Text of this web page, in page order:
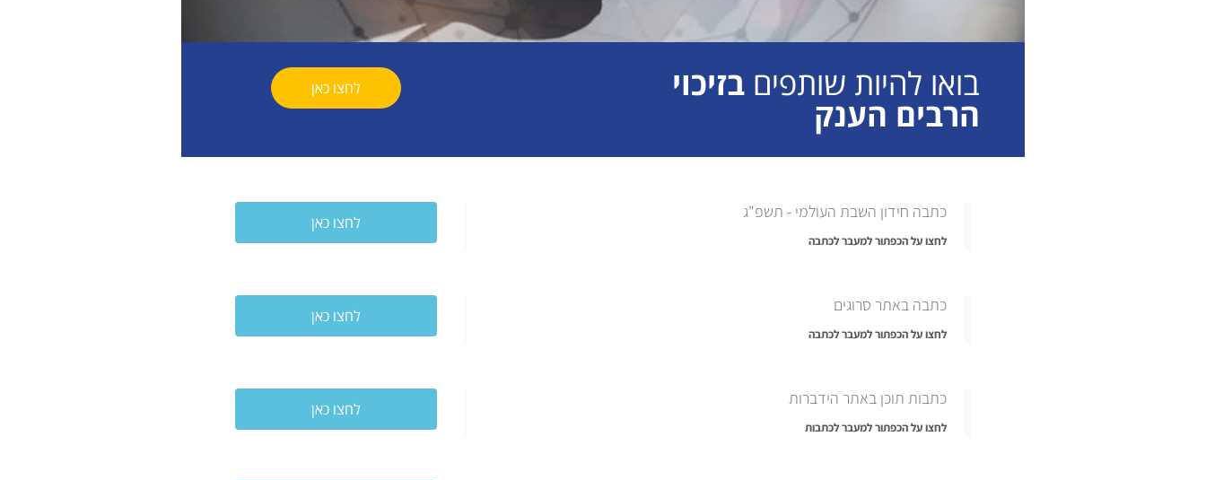
בואו להיות שותפים בזיכוי
הרבים הענק
לחצו כאן
כתבה חידון השבת העולמי - תשפ"ג
לחצו על הכפתור למעבר לכתבה
לחצו כאן
כתבה באתר סרוגים
לחצו על הכפתור למעבר לכתבה
לחצו כאן
כתבות תוכן באתר הידברות
לחצו על הכפתור למעבר לכתבות
לחצו כאן